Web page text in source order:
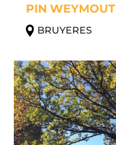
PIN WEYMOUT
BRUYERES